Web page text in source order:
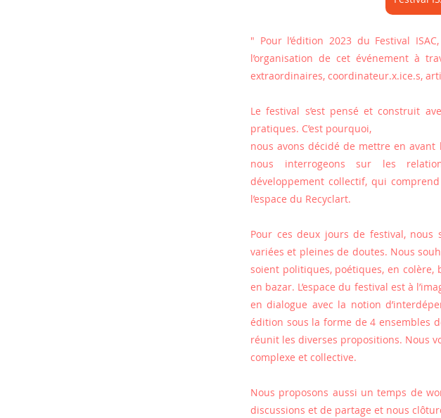
" Pour l’édition 2023 du Festival
l’organisation de cet événement à
extraordinaires, coordinateur.x.ice.s,
Le festival s’est pensé et construit
pratiques. C’est pourquoi,
nous avons décidé de mettre en
nous interrogeons sur les
développement collectif, qui
l’espace du Recyclart.
Pour ces deux jours de festival, nous
variées et pleines de doutes. Nous
soient politiques, poétiques, en colère,
en bazar. L’espace du festival est à
en dialogue avec la notion
édition sous la forme de 4 ensembles
réunit les diverses propositions. Nous
complexe et collective.
Nous proposons aussi un temps de
discussions et de partage et nous